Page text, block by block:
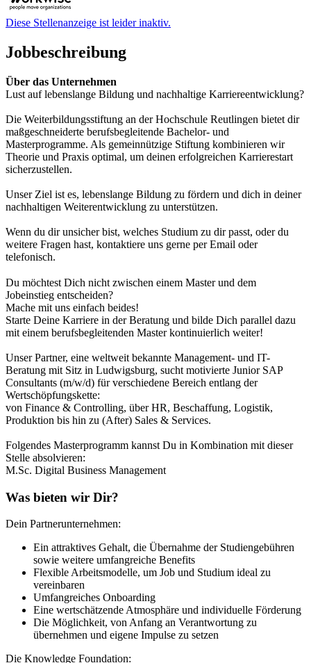
Diese Stellenanzeige ist leider inaktiv.
Jobbeschreibung
Über das Unternehmen
Lust auf lebenslange Bildung und nachhaltige Karriereentwicklung?
Die Weiterbildungsstiftung an der Hochschule Reutlingen bietet dir
maßgeschneiderte berufsbegleitende Bachelor- und
Masterprogramme. Als gemeinnützige Stiftung kombinieren wir
Theorie und Praxis optimal, um deinen erfolgreichen Karrierestart
sicherzustellen.
Unser Ziel ist es, lebenslange Bildung zu fördern und dich in deiner
nachhaltigen Weiterentwicklung zu unterstützen.
Wenn du dir unsicher bist, welches Studium zu dir passt, oder du
weitere Fragen hast, kontaktiere uns gerne per Email oder
telefonisch.
Du möchtest Dich nicht zwischen einem Master und dem
Jobeinstieg entscheiden?
Mache mit uns einfach beides!
Starte Deine Karriere in der Beratung und bilde Dich parallel dazu
mit einem berufsbegleitenden Master kontinuierlich weiter!
Unser Partner, eine weltweit bekannte Management- und IT-
Beratung mit Sitz in Ludwigsburg, sucht motivierte Junior SAP
Consultants (m/w/d) für verschiedene Bereich entlang der
Wertschöpfungskette:
von Finance & Controlling, über HR, Beschaffung, Logistik,
Produktion bis hin zu (After) Sales & Services.
Folgendes Masterprogramm kannst Du in Kombination mit dieser
Stelle absolvieren:
M.Sc. Digital Business Management
Was bieten wir Dir?
Dein Partnerunternehmen:
Ein attraktives Gehalt, die Übernahme der Studiengebühren
sowie weitere umfangreiche Benefits
Flexible Arbeitsmodelle, um Job und Studium ideal zu
vereinbaren
Umfangreiches Onboarding
Eine wertschätzende Atmosphäre und individuelle Förderung
Die Möglichkeit, von Anfang an Verantwortung zu
übernehmen und eigene Impulse zu setzen
Die Knowledge Foundation: